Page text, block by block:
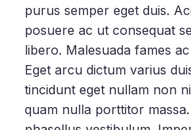
purus semper eget duis.
posuere ac ut consequat
libero. Malesuada fames
Eget arcu dictum varius
tincidunt eget nullam non
quam nulla porttitor